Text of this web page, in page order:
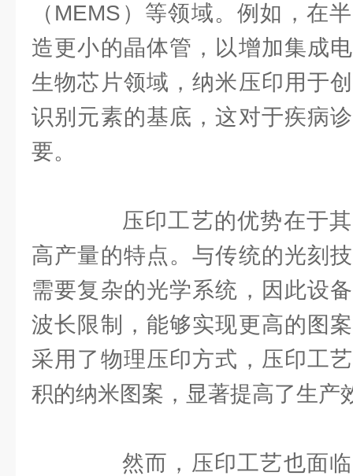
（MEMS）等领域。例如，在
造更小的晶体管，以增加集成
生物芯片领域，纳米压印用于
识别元素的基底，这对于疾病
要。
压印工艺的优势在于其
高产量的特点。与传统的光刻
需要复杂的光学系统，因此设
波长限制，能够实现更高的图
采用了物理压印方式，压印工
积的纳米图案，显著提高了生产
然而，压印工艺也面临